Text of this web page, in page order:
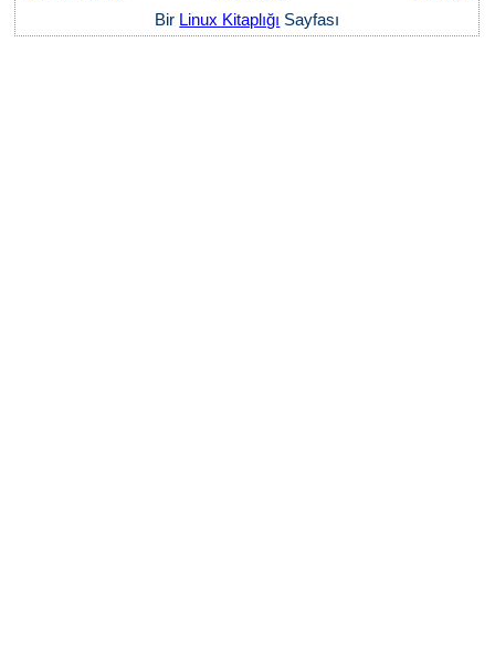
Bir Linux Kitaplığı Sayfası